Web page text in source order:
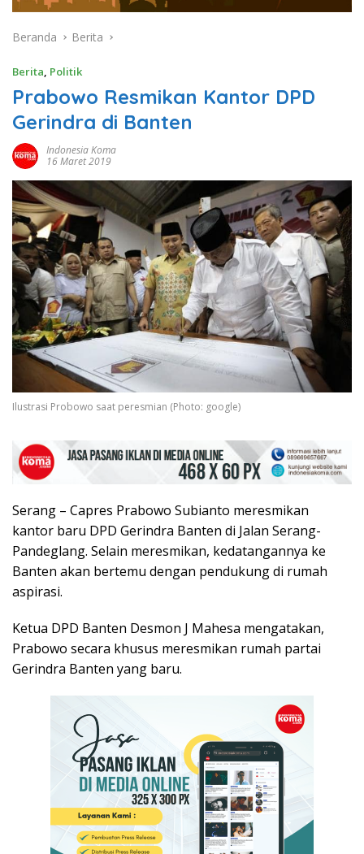
Beranda Berita
Berita Politik
Prabowo Resmikan Kantor DPD
Gerindra di Banten
Indonesia Koma
16 Maret 2019
Ilustrasi Probowo saat peresmian (Photo: google)
Serang – Capres Prabowo Subianto meresmikan
kantor baru DPD Gerindra Banten di Jalan Serang-
Pandeglang. Selain meresmikan, kedatangannya ke
Banten akan bertemu dengan pendukung di rumah
aspirasi.
Ketua DPD Banten Desmon J Mahesa mengatakan,
Prabowo secara khusus meresmikan rumah partai
Gerindra Banten yang baru.